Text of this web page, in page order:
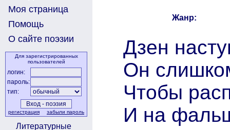
Моя страница
Помощь
О сайте поэзии
Для зарегистрированных
пользователей
логин:
пароль:
тип:
регистрация забыли пароль
Литературные
Жанр:
Дзен
Он
Чтобы
И на